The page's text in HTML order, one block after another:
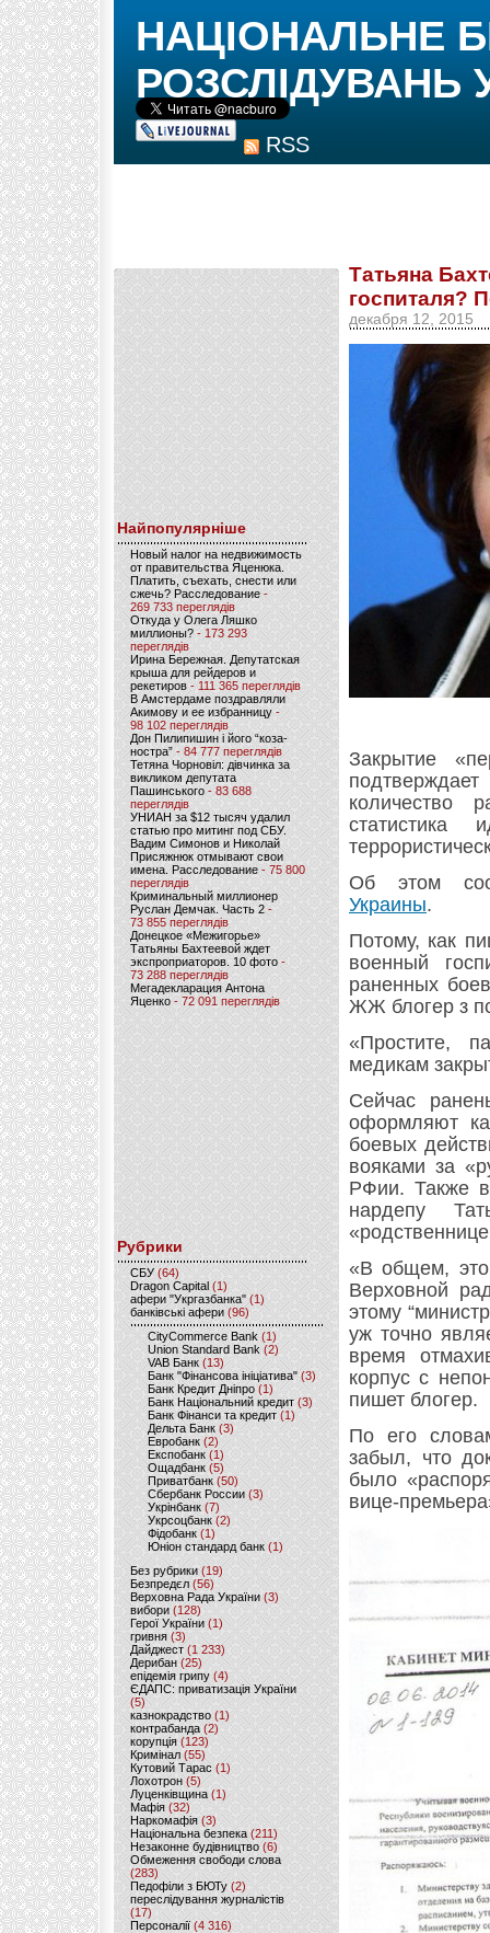
RSS
НАЦІОНАЛЬНЕ
РОЗСЛІДУВАНЬ
Найпопулярніше
Новый налог на недвижимость
от правительства Яценюка.
Платить, съехать, снести или
сжечь? Расследование-
269 733 переглядів
Откуда у Олега Ляшко
миллионы? - 173 293
переглядів
Ирина Бережная. Депутатская
крыша для рейдеров и
рекетиров - 111 365 переглядів
В Амстердаме поздравляли
Акимову и ее избранницу -
98 102 переглядів
Дон Пилипишин і його “коза-
ностра” - 84 777 переглядів
Тетяна Чорновіл: дівчинка за
викликом депутата
Пашинського- 83 688
переглядів
УНИАН за $12 тысяч удалил
статью про митинг под СБУ.
Вадим Симонов и Николай
Присяжнюк отмывают свои
имена. Расследование - 75 800
переглядів
Криминальный миллионер
Руслан Демчак. Часть 2-
73 855 переглядів
Донецкое «Межигорье»
Татьяны Бахтеевой ждет
экспроприаторов. 10 фото -
73 288 переглядів
Мегадекларация Антона
Яценко - 72 091 переглядів
Рубрики
CБУ (64)
Dragon Capital (1)
афери "Укргазбанка" (1)
банківські афери (96)
CityCommerce Bank (1)
Union Standard Bank (2)
VAB Банк (13)
Банк "Фінансова ініціатива" (3)
Банк Кредит Дніпро (1)
Банк Національний кредит (3)
Банк Фінанси та кредит (1)
Дельта Банк (3)
Евробанк(2)
Експобанк (1)
Ощадбанк(5)
Приватбанк (50)
Сбербанк России (3)
Укрінбанк(7)
Укрсоцбанк (2)
Фідобанк (1)
Юніон стандард банк(1)
Без рубрики (19)
Безпредєл(56)
Верховна Рада України (3)
вибори(128)
Герої України(1)
гривня (3)
Дайджест (1 233)
Дерибан (25)
епідемія грипу (4)
ЄДАПС: приватизація України
(5)
казнокрадство (1)
контрабанда (2)
корупція (123)
Кримінал (55)
Кутовий Тарас (1)
Лохотрон(5)
Луценківщина (1)
Мафія (32)
Наркомафія (3)
Національна безпека (211)
Незаконне будівництво(6)
Обмеження свободи слова
(283)
Педофіли з БЮТу (2)
переслідування журналістів
(17)
Персоналії (4 316)
Татьяна
госпиталя?
декабря 12, 2015
Закрытие
количество
статистика
Об этом
Украины.
Потому, как
военный
раненных
ЖЖ блогер з
«Простите,
медикам
Сейчас
оформляют
боевых
вояками за
РФии. Также
нардепу
«В общем, это
Верховной
этому
уж точно
время
корпус с
пишет блогер.
По его
забыл, что
было
вице-